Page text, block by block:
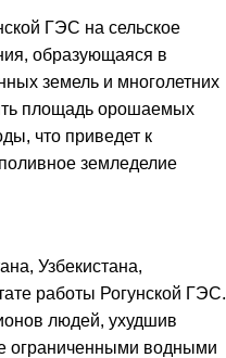
ГЭС на сельское
образующаяся в
земель и многолетних
площадь орошаемых
что приведет к
земледелие
Узбекистана,
работы Рогунской ГЭС.
людей, ухудшив
ограниченными водными